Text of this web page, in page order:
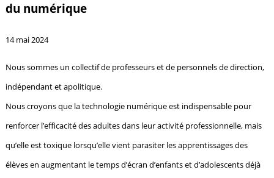
du numérique
14 mai 2024
Nous sommes un collectif de professeurs et de personnels de direction,
indépendant et apolitique.
Nous croyons que la technologie numérique est indispensable pour
renforcer l’efficacité des adultes dans leur activité professionnelle, mais
qu’elle est toxique lorsqu’elle vient parasiter les apprentissages des
élèves en augmentant le temps d’écran d’enfants et d’adolescents déjà